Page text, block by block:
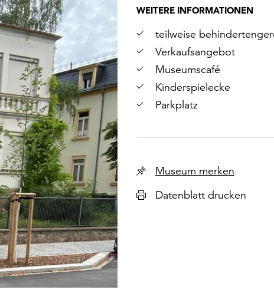
WEITERE INFORMATIONEN
teilweise
Verkaufsangebot
Museumscafé
Kinderspielecke
Parkplatz
Museum merken
Datenblatt drucken